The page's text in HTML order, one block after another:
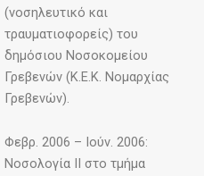
(νοσηλευτικό και
τραυματιοφορείς) του
δημόσιου Νοσοκομείου
Γρεβενών (Κ.Ε.Κ. Νομαρχίας
Γρεβενών).
Φεβρ. 2006 – Ιούν. 2006:
Νοσολογία ΙΙ στο τμήμα